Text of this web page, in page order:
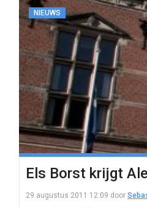
NIEUWS
Els Borst krijgt
29 augustus 2011 12:09 door